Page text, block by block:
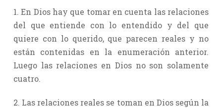
1. En Dios hay que tomar en cuenta las relaciones
del que entiende con lo entendido y del que
quiere con lo querido, que parecen reales y no
están contenidas en la enumeración anterior.
Luego las relaciones en Dios no son solamente
cuatro.
2. Las relaciones reales se toman en Dios según la